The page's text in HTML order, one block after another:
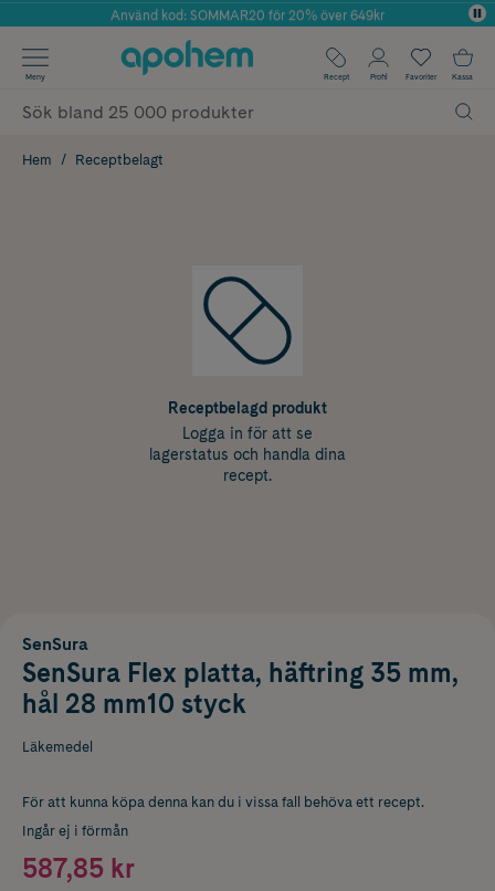
Årets Butik 2025 inom Skönhet
Använd kod: SOMMAR20 för 20% över 649kr
✓ Fri frakt
✓ Poäng på alla köp*
Meny Recept Profil Favoriter Kassa
Hem Receptbelagt
Receptbelagd produkt
Logga in för att se
lagerstatus och handla dina
recept.
SenSura
SenSura Flex platta, häftring 35 mm,
hål 28 mm10 styck
Läkemedel
För att kunna köpa denna kan du i vissa fall behöva ett recept.
Ingår ej i förmån
587,85 kr